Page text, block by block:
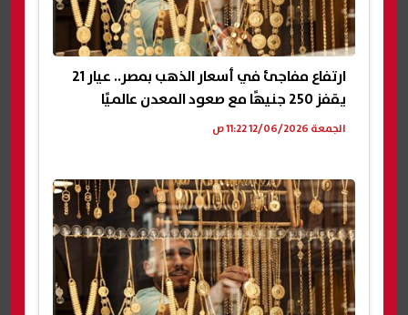
ارتفاع مفاجئ في أسعار الذهب بمصر.. عيار 21
يقفز 250 جنيهًا مع صعود المعدن عالميًا
الجمعة 12/06/2026 11:22 ص